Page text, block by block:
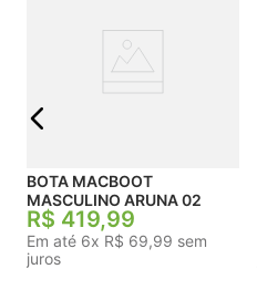
BOTA MACBOOT
MASCULINO ARUNA 02
R$ 419,99
Em até 6x R$ 69,99 sem
juros